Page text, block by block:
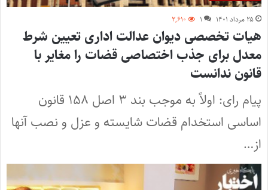
۲۵ مرداد ۱۴۰۱ ۱ ۲,۶۱۰
هیات تخصصی دیوان عدالت اداری تعیین شرط
معدل برای جذب اختصاصی قضات را مغایر با
قانون ندانست
پیام رای: اولاً به موجب بند ۳ اصل ۱۵۸ قانون
اساسی استخدام قضات شایسته و عزل و نصب آنها
از…